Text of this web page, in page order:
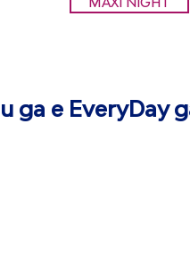
MAXI NIGHT
е EveryDay